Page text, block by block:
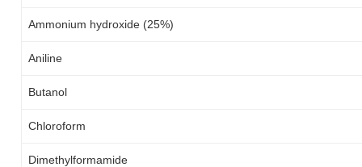
Ammonium hydroxide (25%)
Aniline
Butanol
Chloroform
Dimethylformamide